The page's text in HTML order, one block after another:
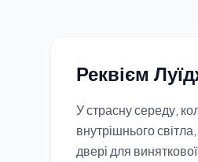
Реквієм
У страсну середу,
внутрішнього
двері для